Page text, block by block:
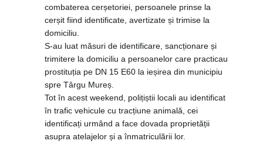
combaterea cerșetoriei, persoanele prinse la
cerșit fiind identificate, avertizate și trimise la
domiciliu.
S-au luat măsuri de identificare, sancționare și
trimitere la domiciliu a persoanelor care practicau
prostituția pe DN 15 E60 la ieșirea din municipiu
spre Târgu Mureș.
Tot în acest weekend, polițiștii locali au identificat
în trafic vehicule cu tracțiune animală, cei
identificați urmând a face dovada proprietății
asupra atelajelor și a înmatriculării lor.